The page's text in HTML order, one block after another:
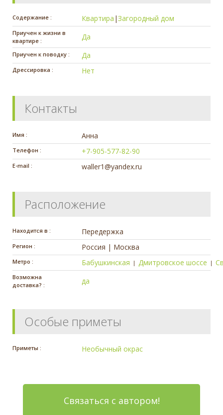
Содержание : Квартира |Загородный дом
Приучен к жизни в
квартире :
Да
Приучен к поводку : Да
Дрессировка : Нет
Контакты
Имя : Анна
Телефон : +7-905-577-82-90
E-mail : waller1@yandex.ru
Расположение
Находится в : Передержка
Регион : Россия | Москва
Метро : Бабушкинская | Дмитровское шоссе |
Возможна
доставка? :
да
Особые приметы
Приметы : Необычный окрас
Связаться с автором!